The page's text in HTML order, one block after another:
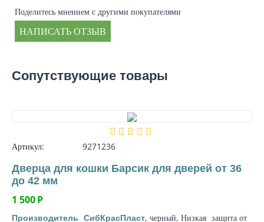
Поделитесь мнением с другими покупателями
НАПИСАТЬ ОТЗЫВ
Сопутствующие товары
Артикул: 9271236
Дверца для кошки Барсик для дверей от 36
до 42 мм
1 500Р
Производитель СибКрасПласт, черный, Низкая защита от